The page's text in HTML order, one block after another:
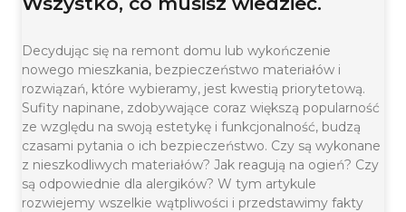
Decydując się na remont domu lub wykończenie
nowego mieszkania, bezpieczeństwo materiałów i
rozwiązań, które wybieramy, jest kwestią priorytetową.
Sufity napinane, zdobywające coraz większą popularność
ze względu na swoją estetykę i funkcjonalność, budzą
czasami pytania o ich bezpieczeństwo. Czy są wykonane
z nieszkodliwych materiałów? Jak reagują na ogień? Czy
są odpowiednie dla alergików? W tym artykule
rozwiejemy wszelkie wątpliwości i przedstawimy fakty